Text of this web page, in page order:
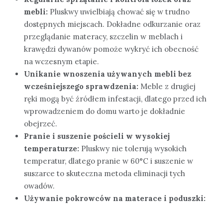
mebli: Pluskwy uwielbiają chować się w trudno
dostępnych miejscach. Dokładne odkurzanie oraz
przeglądanie materacy, szczelin w meblach i
krawędzi dywanów pomoże wykryć ich obecność
na wczesnym etapie.
Unikanie wnoszenia używanych mebli bez
wcześniejszego sprawdzenia: Meble z drugiej
ręki mogą być źródłem infestacji, dlatego przed ich
wprowadzeniem do domu warto je dokładnie
obejrzeć.
Pranie i suszenie pościeli w wysokiej
temperaturze: Pluskwy nie tolerują wysokich
temperatur, dlatego pranie w 60°C i suszenie w
suszarce to skuteczna metoda eliminacji tych
owadów.
Używanie pokrowców na materace i poduszki: